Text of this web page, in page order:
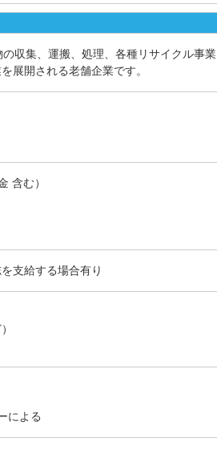
収集、運搬、処理、各種リサイクル事業
展開される老舗企業です。
含む）
支給する場合有り
による